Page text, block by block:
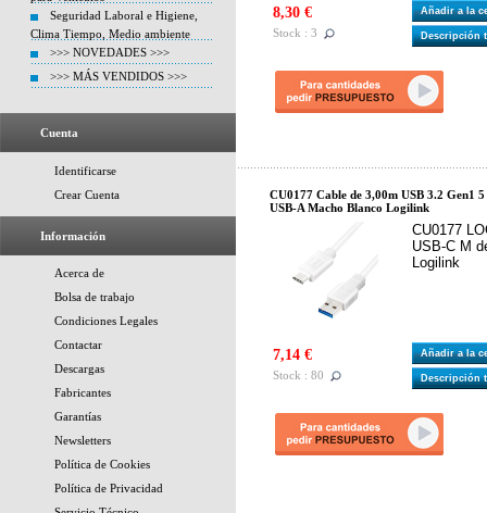
Seguridad Laboral e Higiene,
Clima Tiempo, Medio ambiente
>>> NOVEDADES >>>
>>> MÁS VENDIDOS >>>
Cuenta
Identificarse
Crear Cuenta
Información
Acerca de
Bolsa de trabajo
Condiciones Legales
Contactar
Descargas
Fabricantes
Garantías
Newsletters
Política de Cookies
Política de Privacidad
8,30 €
Stock : 3
Añadir a la
Descripción
CU0177 Cable de 3,00m USB 3.2 Gen1
USB-A Macho Blanco Logilink
CU0177
USB-C M
Logilink
7,14 €
Stock : 80
Añadir a la
Descripción